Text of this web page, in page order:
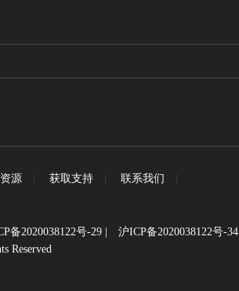
源 获取支持 联系我们
备2020038122号-29| 沪ICP备2020038122号-34
Reserved